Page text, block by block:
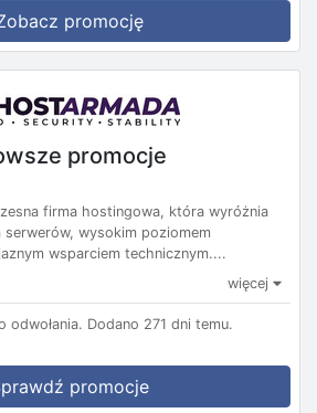
promocję
promocje
firma hostingowa, która wyróżnia
serwerów, wysokim poziomem
wsparciem technicznym....
więcej
odwołania. Dodano 271 dni temu.
promocje